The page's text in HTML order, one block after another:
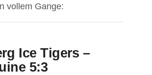
vollem Gange:
Ice Tigers –
5:3